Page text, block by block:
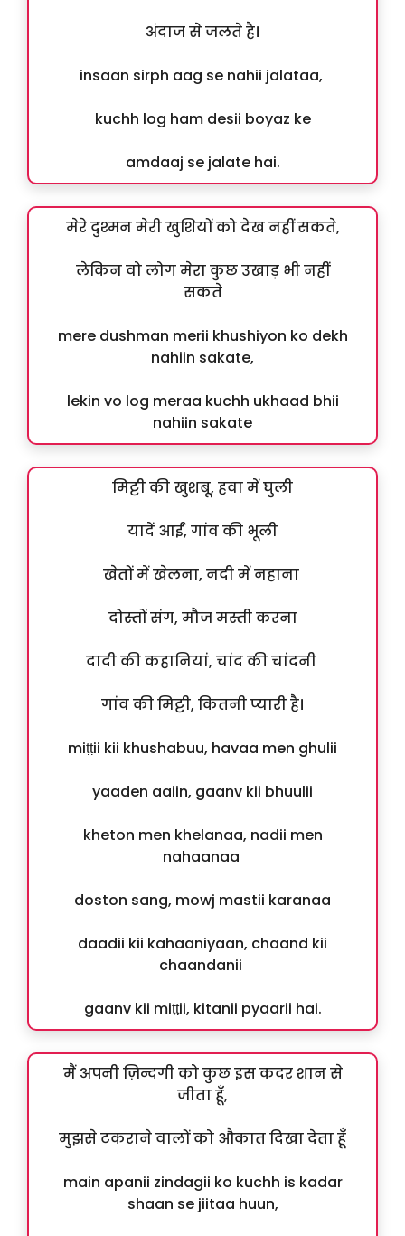
अंदाज से जलते है।
insaan sirph aag se nahii jalataa,
kuchh log ham desii boyaz ke
amdaaj se jalate hai.
मेरे दुश्मन मेरी खुशियों को देख नहीं सकते,
लेकिन वो लोग मेरा कुछ उखाड़ भी नहीं
सकते
mere dushman merii khushiyon ko dekh
nahiin sakate,
lekin vo log meraa kuchh ukhaad bhii
nahiin sakate
मिट्टी की खुशबू, हवा में घुली
यादें आईं, गांव की भूली
खेतों में खेलना, नदी में नहाना
दोस्तों संग, मौज मस्ती करना
दादी की कहानियां, चांद की चांदनी
गांव की मिट्टी, कितनी प्यारी है।
miṭṭii kii khushabuu, havaa men ghulii
yaaden aaiin, gaanv kii bhuulii
kheton men khelanaa, nadii men
nahaanaa
doston sang, mowj mastii karanaa
daadii kii kahaaniyaan, chaand kii
chaandanii
gaanv kii miṭṭii, kitanii pyaarii hai.
मैं अपनी ज़िन्दगी को कुछ इस कदर शान से
जीता हूँ,
मुझसे टकराने वालों को औकात दिखा देता हूँ
main apanii zindagii ko kuchh is kadar
shaan se jiitaa huun,